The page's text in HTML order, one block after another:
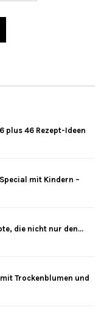
plus 46 Rezept-Ideen
mit Kindern –
die nicht nur den...
Trockenblumen und